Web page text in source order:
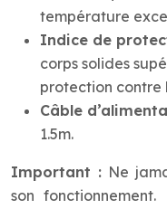
température
Indice de
corps solides
protection contre
Câble
1.5m.
Important : Ne
son